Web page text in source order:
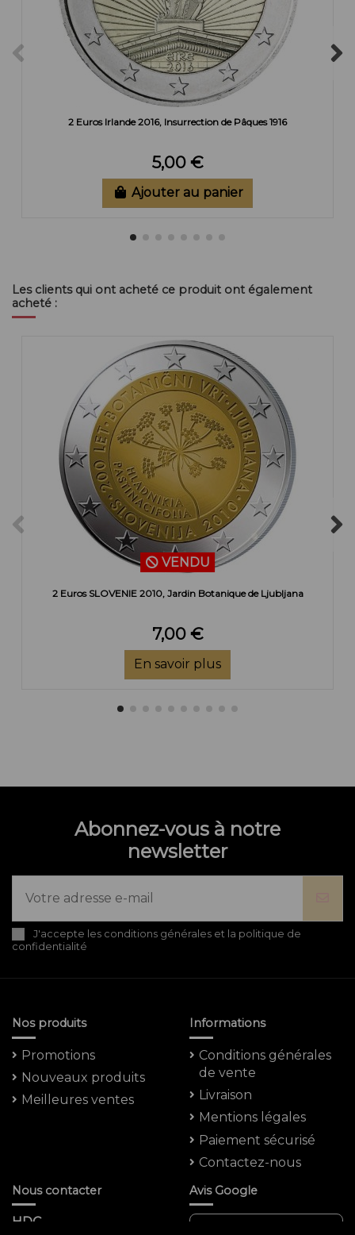
2 Euros Irlande 2016, Insurrection de Pâques 1916
5,00 €
Ajouter au panier
Les clients qui ont acheté ce produit ont également
acheté :
VENDU
2 Euros SLOVENIE 2010, Jardin Botanique de Ljubljana
7,00 €
En savoir plus
Abonnez-vous à notre
newsletter
J'accepte les conditions générales et la politique de
confidentialité
Nos produits
Promotions
Nouveaux produits
Meilleures ventes
Informations
Conditions générales
de vente
Livraison
Mentions légales
Paiement sécurisé
Contactez-nous
Nous contacter
HDC
Avis Google